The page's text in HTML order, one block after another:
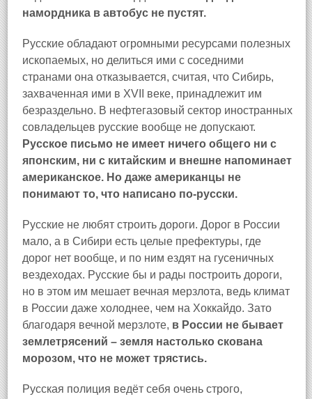
намордника в автобус не пустят.
Русские обладают огромными ресурсами полезных
ископаемых, но делиться ими с соседними
странами она отказывается, считая, что Сибирь,
захваченная ими в XVII веке, принадлежит им
безраздельно. В нефтегазовый сектор иностранных
совладельцев русские вообще не допускают.
Русское письмо не имеет ничего общего ни с
японским, ни с китайским и внешне напоминает
американское. Но даже американцы не
понимают то, что написано по-русски.
Русские не любят строить дороги. Дорог в России
мало, а в Сибири есть целые префектуры, где
дорог нет вообще, и по ним ездят на гусеничных
вездеходах. Русские бы и рады построить дороги,
но в этом им мешает вечная мерзлота, ведь климат
в России даже холоднее, чем на Хоккайдо. Зато
благодаря вечной мерзлоте, в России не бывает
землетрясений – земля настолько скована
морозом, что не может трястись.
Русская полиция ведёт себя очень строго,